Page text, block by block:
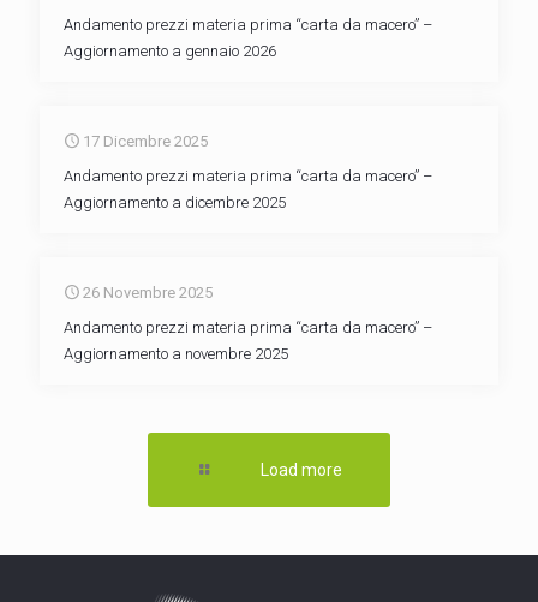
Andamento prezzi materia prima “carta da macero” –
Aggiornamento a gennaio 2026
17 Dicembre 2025
Andamento prezzi materia prima “carta da macero” –
Aggiornamento a dicembre 2025
26 Novembre 2025
Andamento prezzi materia prima “carta da macero” –
Aggiornamento a novembre 2025
Load more